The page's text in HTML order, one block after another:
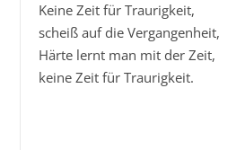
Keine Zeit für Traurigkeit,
scheiß auf die Vergangenheit,
Härte lernt man mit der Zeit,
keine Zeit für Traurigkeit.